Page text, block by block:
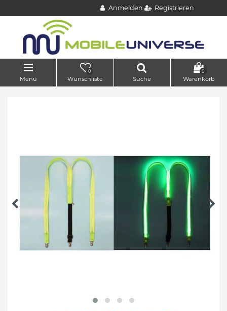
Anmelden Registrieren
Menü
0
Wunschliste Suche
0
Warenkorb